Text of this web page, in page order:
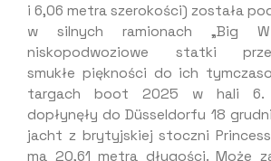
i 6,06 metra szerokości) została
w silnych ramionach „Big
niskopodwoziowe statki
smukłe piękności do ich
targach boot 2025 w hali 6.
dopłynęły do Düsseldorfu 18
jacht z brytyjskiej stoczni
ma 20,61 metra długości. Może